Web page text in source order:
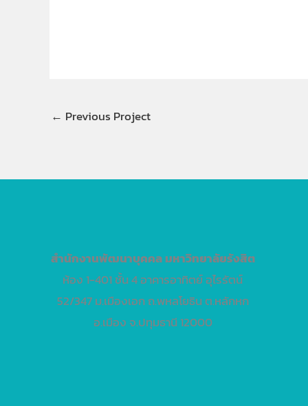
← Previous Project
สำนักงานพัฒนาบุคคลมหาวิทยาลัยรังสิต
ห้อง 1-401 ชั้น 4 อาคารอาทิตย์ อุไรรัตน์
52/347 ม.เมืองเอก ถ.พหลโยธิน ต.หลักหก
อ.เมือง จ.ปทุมธานี 12000